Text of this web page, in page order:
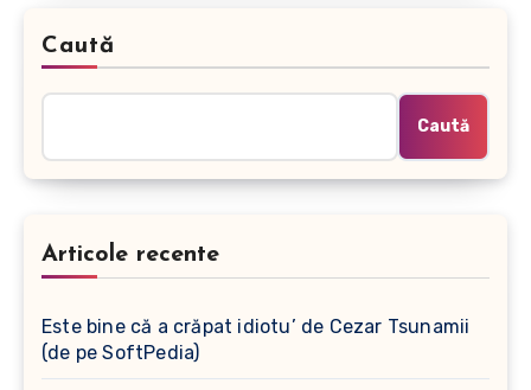
Caută
Caută
Articole recente
Este bine că a crăpat idiotu’ de Cezar Tsunamii
(de pe SoftPedia)